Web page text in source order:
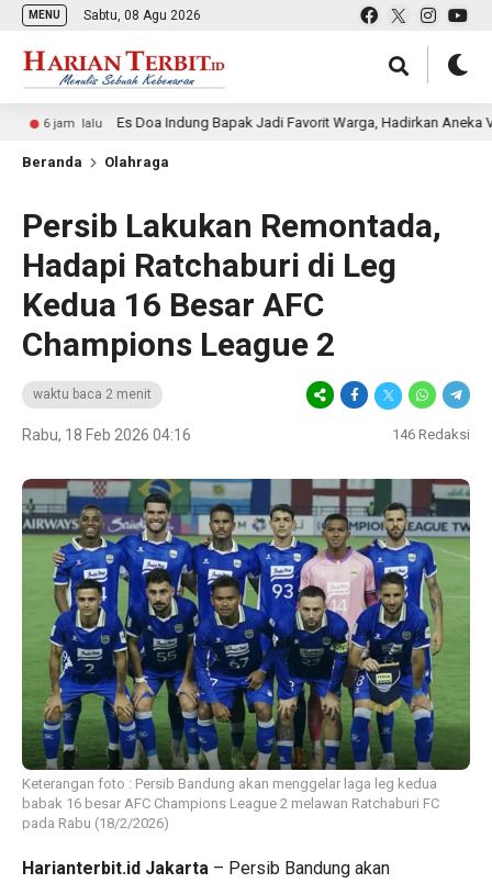
MENU Sabtu, 08 Agu 2026
lalu Es Doa Indung Bapak Jadi Favorit Warga, Hadirkan Aneka Varian Es
Beranda Olahraga
Persib Lakukan Remontada,
Hadapi Ratchaburi di Leg
Kedua 16 Besar AFC
Champions League 2
waktu baca 2 menit
Rabu, 18 Feb 2026 04:16 146 Redaksi
Keterangan foto : Persib Bandung akan menggelar laga leg kedua
babak 16 besar AFC Champions League 2 melawan Ratchaburi FC
pada Rabu (18/2/2026)
Harianterbit.id Jakarta – Persib Bandung akan